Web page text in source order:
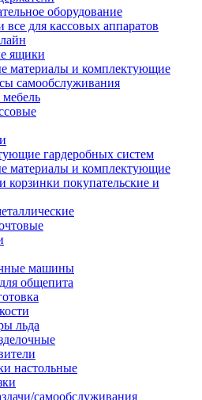
оборудование
для кассовых аппаратов
ящики
материалы и комплектующие
самообслуживания
гардеробных систем
материалы и комплектующие
корзинки покупательские и
машины
общепита
льда
настольные
самообслуживания